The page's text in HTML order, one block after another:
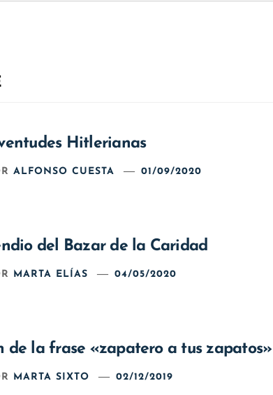
Hitlerianas
ALFONSO CUESTA 01/09/2020
del Bazar de la Caridad
MARTA ELÍAS 04/05/2020
de la frase «zapatero a tus zapatos»
MARTA SIXTO 02/12/2019